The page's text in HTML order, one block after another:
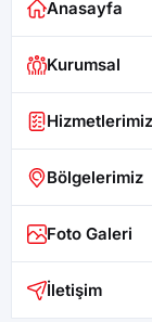
Anasayfa
Kurumsal
Hizmetlerimiz
Bölgelerimiz
Foto Galeri
İletişim